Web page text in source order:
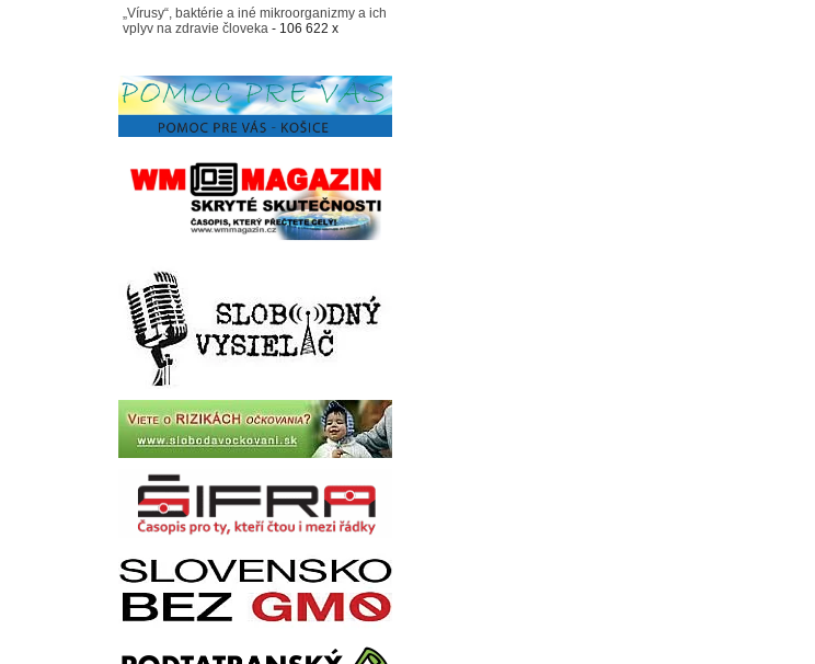
„Vírusy“, baktérie a iné mikroorganizmy a ich
vplyv na zdravie človeka - 106 622 x